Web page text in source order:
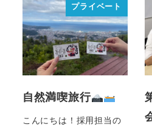
プライベート
自然満喫旅行
こんにちは！採用担当の